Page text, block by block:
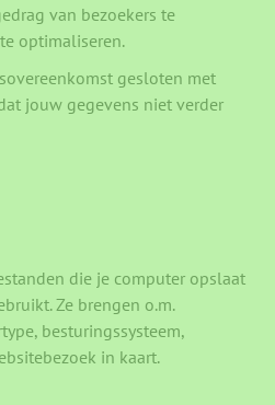
van bezoekers te
optimaliseren.
gesloten met
jouw gegevens niet verder
die je computer opslaat
Ze brengen o.m.
besturingssysteem,
in kaart.